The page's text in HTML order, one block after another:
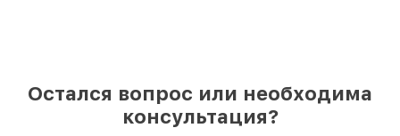
Остался вопрос или необходима
консультация?